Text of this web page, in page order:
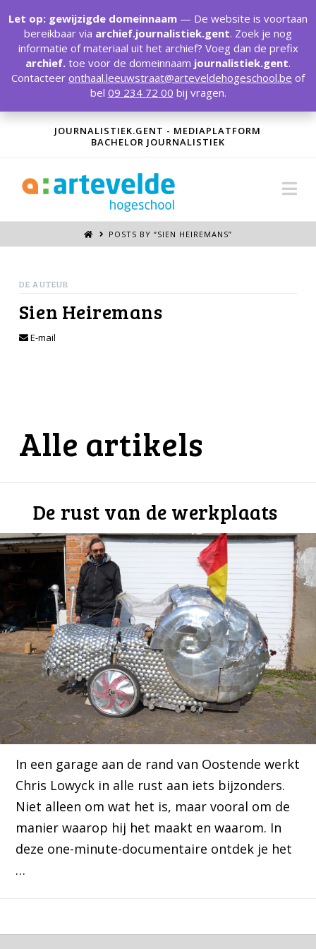
JOURNALISTIEK.GENT - MEDIAPLATFORM
BACHELOR JOURNALISTIEK
POSTS BY “SIEN HEIREMANS”
DE AUTEUR
Sien Heiremans
E-mail
Alle artikels
De rust van de werkplaats
In een garage aan de rand van Oostende werkt
Chris Lowyck in alle rust aan iets bijzonders.
Niet alleen om wat het is, maar vooral om de
manier waarop hij het maakt en waarom. In
deze one-minute-documentaire ontdek je het
…
Let op: gewijzigde domeinnaam — De website is voortaan
bereikbaar via archief.journalistiek.gent. Zoek je nog
informatie of materiaal uit het archief? Voeg dan de prefix
archief. toe voor de domeinnaam journalistiek.gent.
Contacteer onthaal.leeuwstraat@arteveldehogeschool.be of
bel 09 234 72 00 bij vragen.